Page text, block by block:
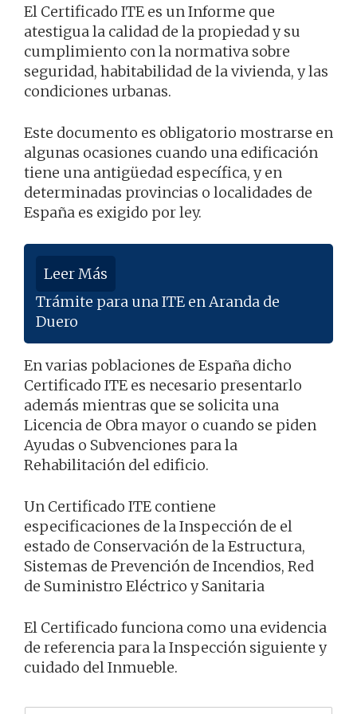
El Certificado ITE es un Informe que
atestigua la calidad de la propiedad y su
cumplimiento con la normativa sobre
seguridad, habitabilidad de la vivienda, y las
condiciones urbanas.
Este documento es obligatorio mostrarse en
algunas ocasiones cuando una edificación
tiene una antigüedad específica, y en
determinadas provincias o localidades de
España es exigido por ley.
Leer Más
Trámite para una ITE en Aranda de
Duero
En varias poblaciones de España dicho
Certificado ITE es necesario presentarlo
además mientras que se solicita una
Licencia de Obra mayor o cuando se piden
Ayudas o Subvenciones para la
Rehabilitación del edificio.
Un Certificado ITE contiene
especificaciones de la Inspección de el
estado de Conservación de la Estructura,
Sistemas de Prevención de Incendios, Red
de Suministro Eléctrico y Sanitaria
El Certificado funciona como una evidencia
de referencia para la Inspección siguiente y
cuidado del Inmueble.